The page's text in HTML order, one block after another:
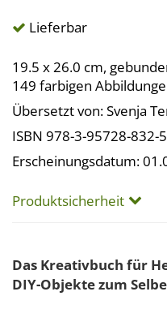
Lieferbar
19.5 x 26.0 cm,
149 farbigen
Übersetzt von: Svenja
ISBN 978-3-95728-832-5
Erscheinungsdatum:
Produktsicherheit
Das Kreativbuch für
DIY-Objekte zum